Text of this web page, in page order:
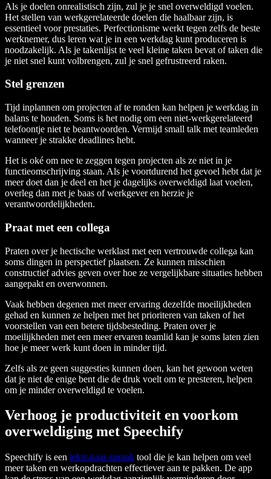
Als je doelen onrealistisch zijn, zul je je snel overweldigd voelen.
Het stellen van werkgerelateerde doelen die haalbaar zijn, is
essentieel voor prestaties. Perfectionisme werkt tegen zelfs de beste
werknemer, dus leren wat je in een werkdag kunt produceren is
noodzakelijk. Als je takenlijst te veel kleine taken bevat of taken die
je niet snel kunt volbrengen, zul je snel gefrustreerd raken.
Stel grenzen
Tijd inplannen om projecten af te ronden kan helpen je werkdag in
balans te houden. Soms is het nodig om een niet-werkgerelateerd
telefoontje niet te beantwoorden. Vermijd small talk met teamleden
wanneer je strakke deadlines hebt.
Het is oké om nee te zeggen tegen projecten als ze niet in je
functieomschrijving staan. Als je voortdurend het gevoel hebt dat je
meer doet dan je deel en het je dagelijks overweldigd laat voelen,
overleg dan met je baas of werkgever en herzie je
verantwoordelijkheden.
Praat met een collega
Praten over je hectische werklast met een vertrouwde collega kan
soms dingen in perspectief plaatsen. Ze kunnen misschien
constructief advies geven over hoe ze vergelijkbare situaties hebben
aangepakt en overwonnen.
Vaak hebben degenen met meer ervaring dezelfde moeilijkheden
gehad en kunnen ze helpen met het prioriteren van taken of het
voorstellen van een betere tijdsbesteding. Praten over je
moeilijkheden met een meer ervaren teamlid kan je soms laten zien
hoe je meer werk kunt doen in minder tijd.
Zelfs als ze geen suggesties kunnen doen, kan het gewoon weten
dat je niet de enige bent die de druk voelt om te presteren, helpen
om je minder overweldigd te voelen.
Verhoog je productiviteit en voorkom
overweldiging met Speechify
Speechify is een tekst-naar-spraak tool die je kan helpen om veel
meer taken en werkopdrachten effectiever aan te pakken. De app